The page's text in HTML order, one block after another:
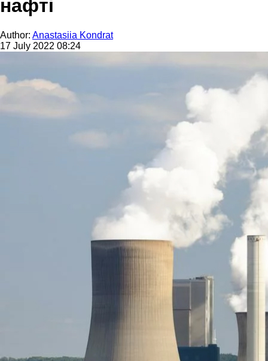
нафті
Author: Anastasiia Kondrat
17 July 2022 08:24